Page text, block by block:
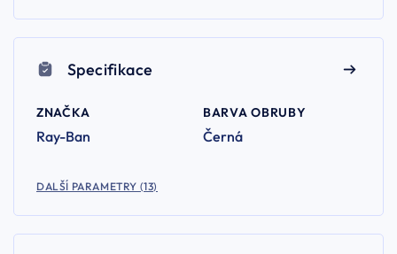
Specifikace
ZNAČKA
Ray-Ban
BARVA OBRUBY
Černá
DALŠÍ PARAMETRY (13)